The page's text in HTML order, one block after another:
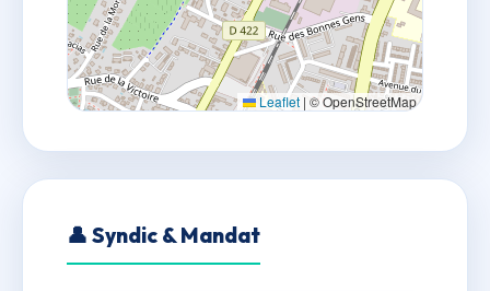
Leaflet | © OpenStreetMap
👤 Syndic & Mandat